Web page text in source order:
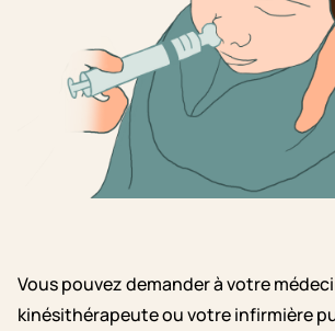
Vous pouvez demander à votre
kinésithérapeute ou votre infirmière